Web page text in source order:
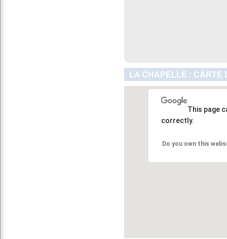
LA CHAPELLE : CARTE
This page
correctly.
Do you own this